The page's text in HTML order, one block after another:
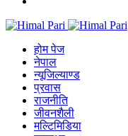
होम पेज
नेपाल
न्यूजिल्याण्ड
प्रवास
राजनीति
जीवनशैली
मल्टिमिडिया